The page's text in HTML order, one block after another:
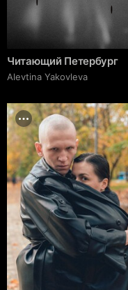
Читающий Петербург
Alevtina Yakovleva